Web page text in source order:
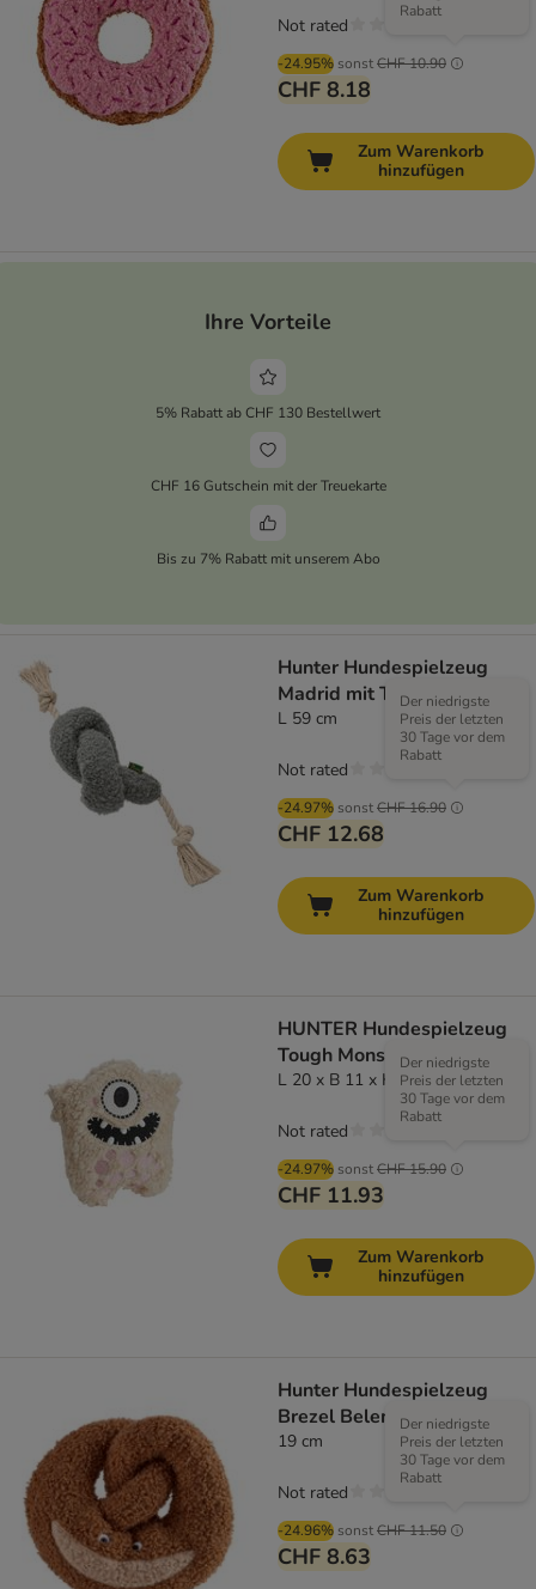
-24.95% sonstCHF 10.90
Rabatt
CHF 8.18
Not rated
Zum Warenkorb
hinzufügen
Ihre Vorteile
5% Rabatt ab CHF 130 Bestellwert
CHF 16 Gutschein mit der Treuekarte
Bis zu 7% Rabatt mit unserem Abo
Hunter Hundespielzeug
Madrid mit Tau, grau
L 59 cm
-24.97% sonstCHF 16.90
Der niedrigste
Preis der letzten
30 Tage vor dem
Rabatt
CHF 12.68
Not rated
Zum Warenkorb
hinzufügen
HUNTER Hundespielzeug
Tough Monster Hermine
L ‎20 x B 11 x H 5 cm
-24.97% sonstCHF 15.90
Der niedrigste
Preis der letzten
30 Tage vor dem
Rabatt
CHF 11.93
Not rated
Zum Warenkorb
hinzufügen
Hunter Hundespielzeug
Brezel Belem
19 cm
-24.96% sonstCHF 11.50
Der niedrigste
Preis der letzten
30 Tage vor dem
Rabatt
CHF 8.63
Not rated